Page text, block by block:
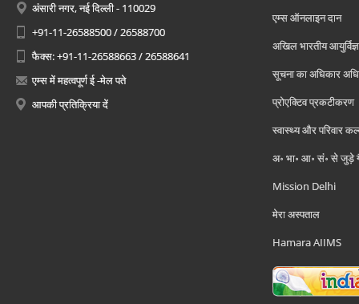
अंसारी नगर, नई दिल्ली - 110029
+91-11-26588500 / 26588700
फैक्स: +91-11-26588663 / 26588641
एम्स में महत्वपूर्ण ई -मेल पते
आपकी प्रतिक्रिया दें
एम्स ऑनलाइन दान
अखिल भारतीय
सूचना का अधिकार
प्रोएक्टिव प्रकटीकरण
स्वास्थ्य और परिवार
अ॰ भा॰ आ॰ सं॰ से जुड़े
Mission Delhi
मेरा अस्पताल
Hamara AIIMS